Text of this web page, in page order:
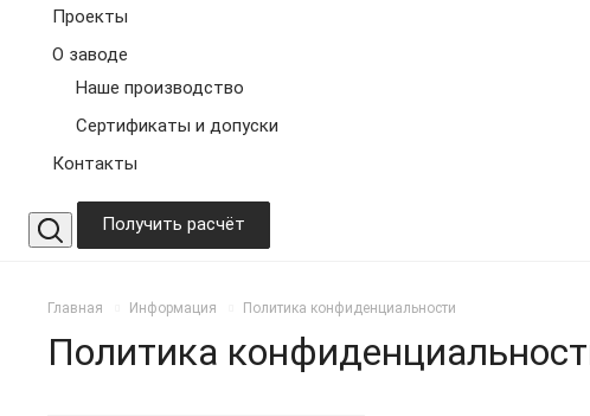
Проекты
О заводе
Наше производство
Сертификаты и допуски
Контакты
Получить расчёт
Главная Информация Политика конфиденциальности
Политика